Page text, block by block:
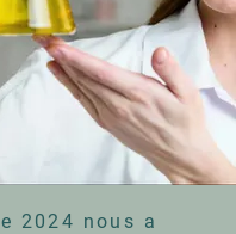
2024 nous a